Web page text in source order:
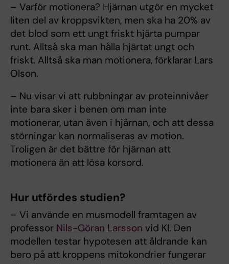
– Varför motionera? Hjärnan utgör en mycket
liten del av kroppsvikten, men ska ha 20% av
det blod som ett ungt friskt hjärta pumpar
runt. Alltså ska man hålla hjärtat ungt och
friskt. Alltså ska man motionera, förklarar Lars
Olson.
– Nu visar vi att rubbningar av proteinnivåer
inte bara sker i benen om man inte
motionerar, utan även i hjärnan, och att dessa
störningar kan normaliseras av motion.
Troligen är det bättre för hjärnan att
motionera än att lösa korsord.
Hur utfördes studien?
– Vi använde en musmodell framtagen av
professor Nils-Göran Larsson vid KI. Den
modellen testar hypotesen att åldrande kan
bero på att kroppens mitokondrier fungerar